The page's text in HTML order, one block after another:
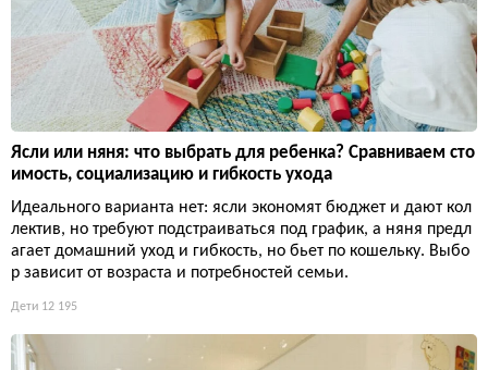
Ясли или няня: что выбрать для ребенка? Сравниваем сто
имость, социализацию и гибкость ухода
Идеального варианта нет: ясли экономят бюджет и дают кол
лектив, но требуют подстраиваться под график, а няня предл
агает домашний уход и гибкость, но бьет по кошельку. Выбо
р зависит от возраста и потребностей семьи.
Дети 12 195